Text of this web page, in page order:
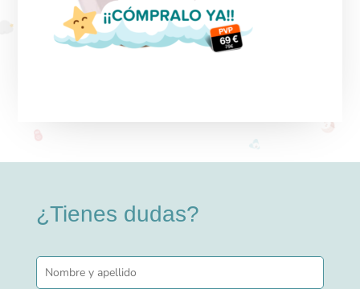
¿Tienes dudas?